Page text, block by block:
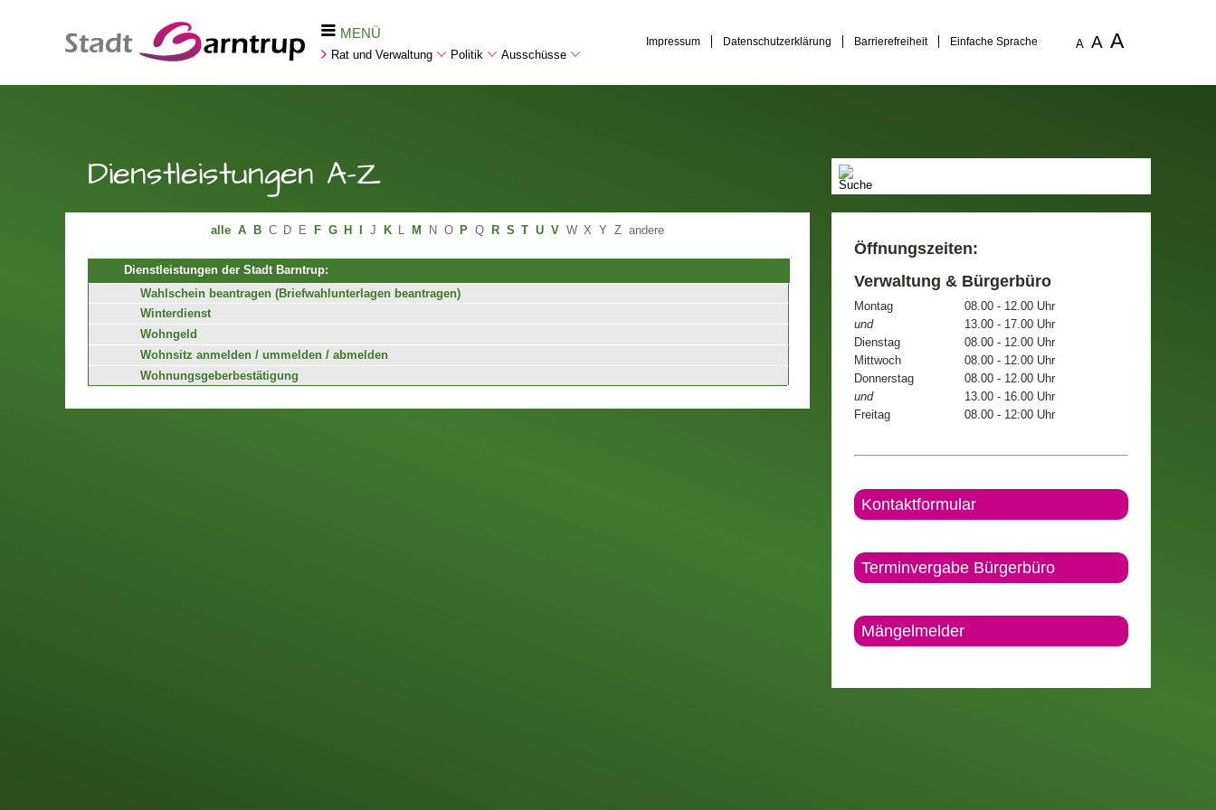
MENÜ
Rat und Verwaltung Politik Ausschüsse
Impressum Datenschutzerklärung Barrierefreiheit Einfache Sprache A A A
Dienstleistungen A-Z
alle A B C D E F G H J K M N O P Q R S T U V W X Y Z andere
Dienstleistungen der Stadt Barntrup:
Wahlschein beantragen (Briefwahlunterlagen beantragen)
Winterdienst
Wohngeld
Wohnsitz anmelden / ummelden / abmelden
Wohnungsgeberbestätigung
Öffnungszeiten:
Verwaltung & Bürgerbüro
Montag
08.00 - 12.00 Uhr
und
13.00 - 17.00 Uhr
Dienstag
08.00 - 12.00 Uhr
Mittwoch
08.00 - 12.00 Uhr
Donnerstag
08.00 - 12.00 Uhr
und
13.00 - 16.00 Uhr
Freitag
08.00 - 12:00 Uhr
Kontaktformular
Terminvergabe Bürgerbüro
Mängelmelder